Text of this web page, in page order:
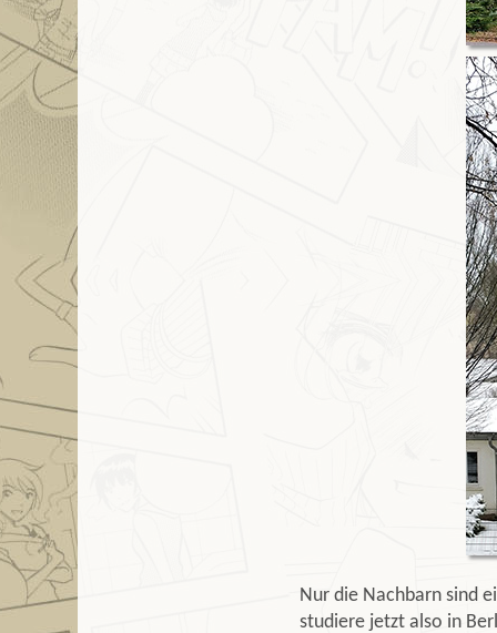
Nur die Nachbarn sind
studiere jetzt also in